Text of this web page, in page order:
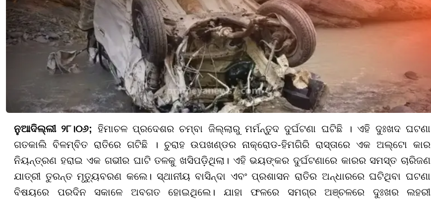
ନୁଆଦିଲ୍ଲୀ ୨୮।୦୬; ହିମାଚଳ ପ୍ରଦେଶର ଚମ୍ବା ଜିଲ୍ଲାରୁ ମର୍ମନ୍ତୁଦ ଦୁର୍ଘଟଣା ଘଟିଛି । ଏହି ଦୁଃଖଦ ଘଟଣା
ଗତକାଲି ବିଳମ୍ବିତ ରାତିରେ ଗଟିଛି । ଚୁରାହ ଉପଖଣ୍ଡର ନାକ୍ରୋଡ-ହିମଗିରି ରାସ୍ତାରେ ଏକ ଅଲ୍ଟୋ କାର
ନିୟନ୍ତ୍ରଣ ହରାଇ ଏକ ଗଭୀର ଘାଟି ତଳକୁ ଖସିପଡ଼ିଥିଲା। ଏହି ଭୟଙ୍କର ଦୁର୍ଘଟଣାରେ କାରର ସମସ୍ତ ଚାରିଜଣ
ଯାତ୍ରୀ ତୁରନ୍ତ ମୃତ୍ୟୁବରଣ କଲେ। ସ୍ଥାନୀୟ ବାସିନ୍ଦା ଏବଂ ପ୍ରଶାସନ ରାତିର ଅନ୍ଧାରରେ ଘଟିଥିବା ଘଟଣା
ବିଷୟରେ ପରଦିନ ସକାଳେ ଅବଗତ ହୋଇଥିଲେ। ଯାହା ଫଳରେ ସମଗ୍ର ଅଞ୍ଚଳରେ ଦୁଃଖର ଲହରୀ